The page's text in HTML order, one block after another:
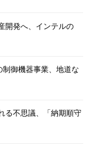
開発へ、インテルの
制御機器事業、地道な
る不思議、「納期順守